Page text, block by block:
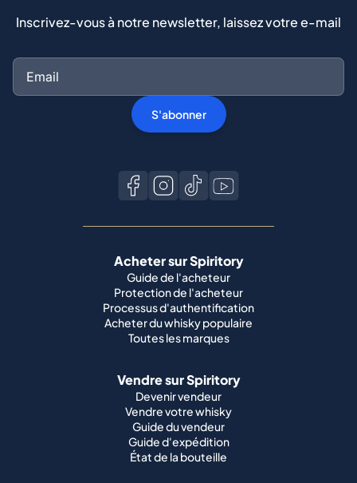
Inscrivez-vous à notre newsletter, laissez votre e-mail
S'abonner
Acheter sur Spiritory
Guide de l'acheteur
Protection de l'acheteur
Processus d'authentification
Acheter du whisky populaire
Toutes les marques
Vendre sur Spiritory
Devenir vendeur
Vendre votre whisky
Guide du vendeur
Guide d'expédition
État de la bouteille